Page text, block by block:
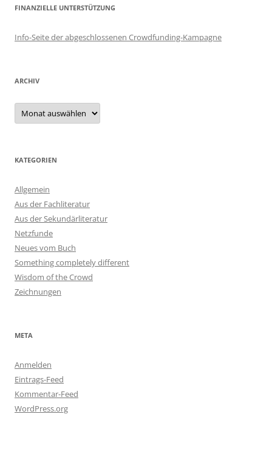
FINANZIELLE UNTERSTÜTZUNG
Info-Seite der abgeschlossenen Crowdfunding-Kampagne
ARCHIV
Archiv
KATEGORIEN
Allgemein
Aus der Fachliteratur
Aus der Sekundärliteratur
Netzfunde
Neues vom Buch
Something completely different
Wisdom of the Crowd
Zeichnungen
META
Anmelden
Eintrags-Feed
Kommentar-Feed
WordPress.org